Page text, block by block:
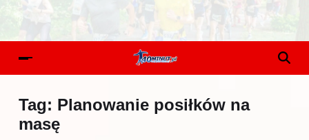
Tag: Planowanie posiłków na
masę